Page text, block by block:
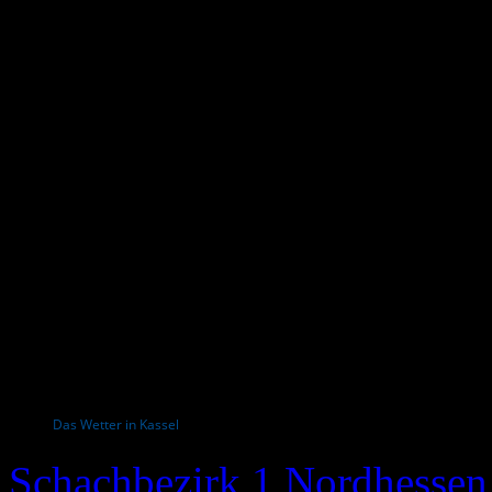
Das Wetter in Kassel
Schachbezirk 1